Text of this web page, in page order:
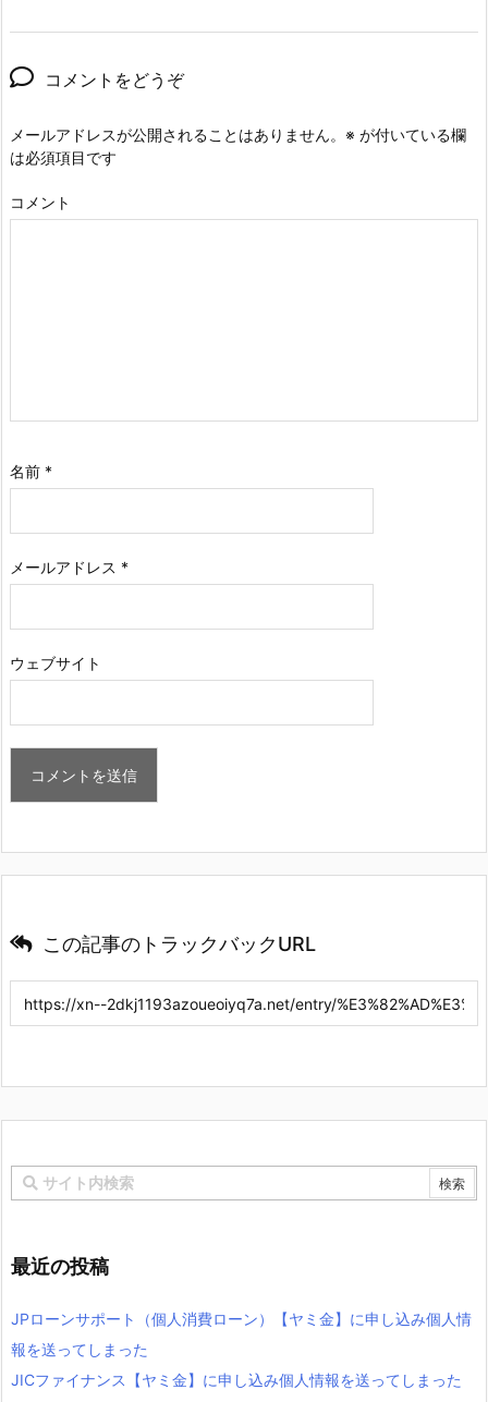
コメントをどうぞ
メールアドレスが公開されることはありません。 ※ が付いている欄
は必須項目です
コメント
名前 *
メールアドレス *
ウェブサイト
この記事のトラックバックURL
最近の投稿
JPローンサポート（個人消費ローン）【ヤミ金】に申し込み個人情
報を送ってしまった
JICファイナンス【ヤミ金】に申し込み個人情報を送ってしまった